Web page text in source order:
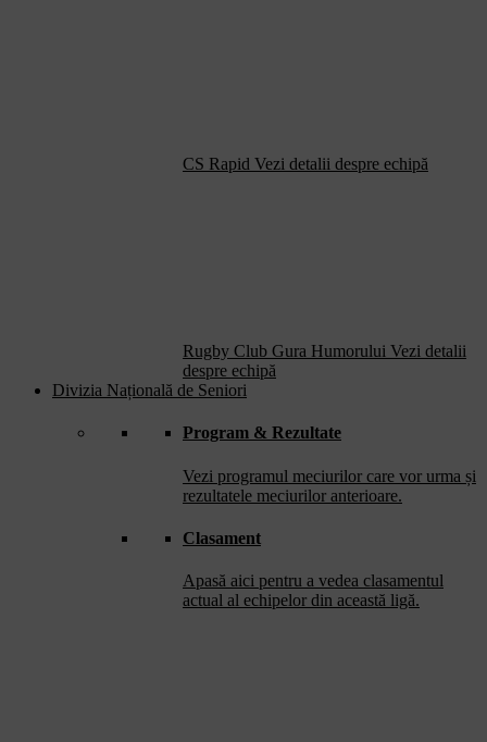
CS Rapid Vezi detalii despre echipă
Rugby Club Gura Humorului Vezi detalii
despre echipă
Divizia Națională de Seniori
Program & Rezultate
Vezi programul meciurilor care vor urma și
rezultatele meciurilor anterioare.
Clasament
Apasă aici pentru a vedea clasamentul
actual al echipelor din această ligă.